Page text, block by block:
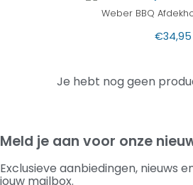
Weber BBQ
€34,95
Je hebt nog geen
Meld je aan voor onze
Exclusieve aanbiedingen, nieuws
jouw mailbox.